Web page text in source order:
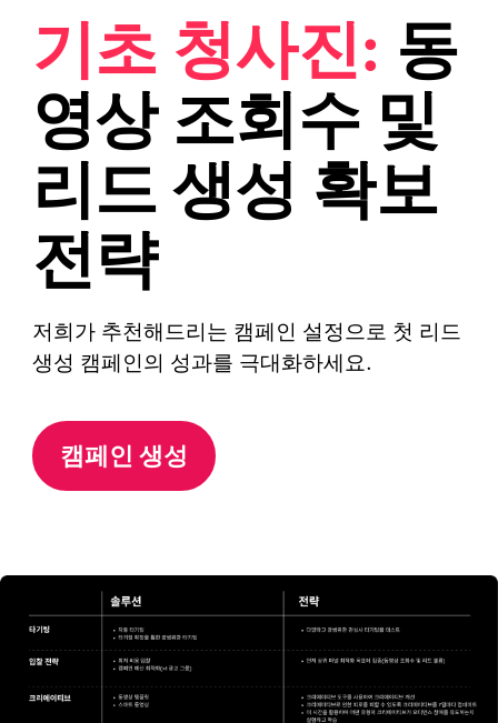
기초 청사진: 동
영상 조회수 및
리드 생성 확보
전략
저희가 추천해드리는 캠페인 설정으로 첫 리드
생성 캠페인의 성과를 극대화하세요.
캠페인 생성